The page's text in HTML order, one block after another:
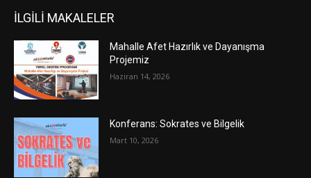
İLGİLİ MAKALELER
Mahalle Afet Hazırlık ve Dayanışma
Projemiz
Haziran 14, 2026
Konferans: Sokrates ve Bilgelik
Mart 10, 2026